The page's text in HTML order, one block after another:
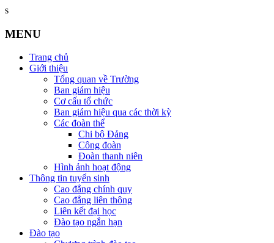
s
MENU
Trang chủ
Giới thiệu
Tổng quan về Trường
Ban giám hiệu
Cơ cấu tổ chức
Ban giám hiệu qua các thời kỳ
Các đoàn thể
Chi bộ Đảng
Công đoàn
Đoàn thanh niên
Hình ảnh hoạt động
Thông tin tuyển sinh
Cao đẳng chính quy
Cao đẳng liên thông
Liên kết đại học
Đào tạo ngắn hạn
Đào tạo